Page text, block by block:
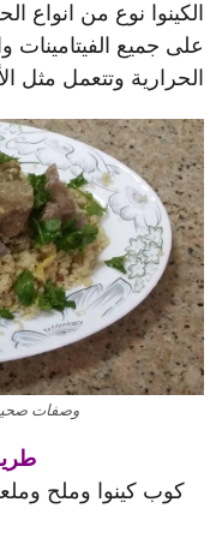
الكينوا نوع من انواع
على جميع الفيتامينات
الحرارية وتتعمل مثل
وصفات
كوب كينوا وملح